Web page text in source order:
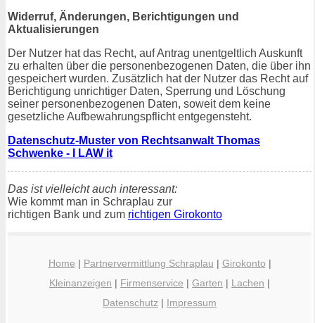
Widerruf, Änderungen, Berichtigungen und
Aktualisierungen
Der Nutzer hat das Recht, auf Antrag unentgeltlich Auskunft
zu erhalten über die personenbezogenen Daten, die über ihn
gespeichert wurden. Zusätzlich hat der Nutzer das Recht auf
Berichtigung unrichtiger Daten, Sperrung und Löschung
seiner personenbezogenen Daten, soweit dem keine
gesetzliche Aufbewahrungspflicht entgegensteht.
Datenschutz-Muster von Rechtsanwalt Thomas
Schwenke - I LAW it
Das ist vielleicht auch interessant:
Wie kommt man in Schraplau zur
richtigen Bank und zum richtigen Girokonto
Home | Partnervermittlung Schraplau | Girokonto |
Kleinanzeigen | Firmenservice | Garten | Lachen |
Datenschutz | Impressum